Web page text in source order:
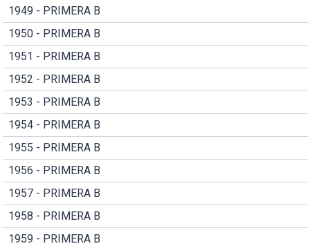
1949 - PRIMERA B
1950 - PRIMERA B
1951 - PRIMERA B
1952 - PRIMERA B
1953 - PRIMERA B
1954 - PRIMERA B
1955 - PRIMERA B
1956 - PRIMERA B
1957 - PRIMERA B
1958 - PRIMERA B
1959 - PRIMERA B